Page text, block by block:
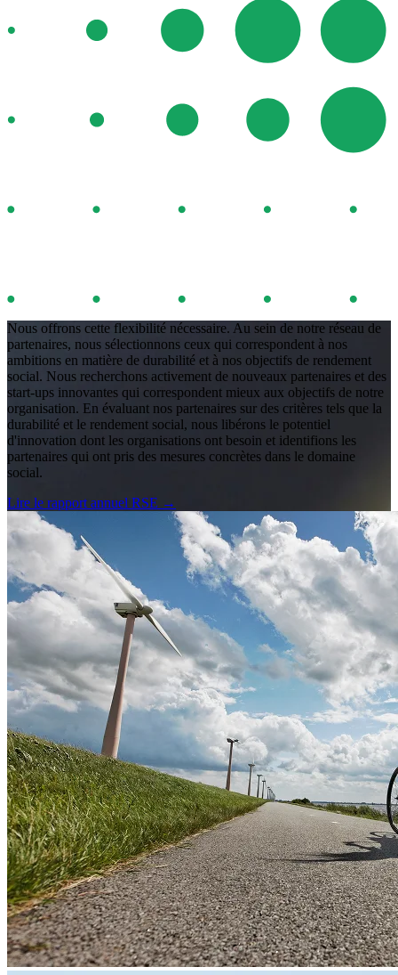
Nous offrons cette flexibilité nécessaire. Au sein de notre réseau de
partenaires, nous sélectionnons ceux qui correspondent à nos
ambitions en matière de durabilité et à nos objectifs de rendement
social. Nous recherchons activement de nouveaux partenaires et des
start-ups innovantes qui correspondent mieux aux objectifs de notre
organisation. En évaluant nos partenaires sur des critères tels que la
durabilité et le rendement social, nous libérons le potentiel
d'innovation dont les organisations ont besoin et identifions les
partenaires qui ont pris des mesures concrètes dans le domaine
social.
Lire le rapport annuel RSE →